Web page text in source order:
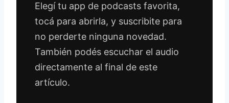
Elegí tu app de podcasts favorita,
tocá para abrirla, y suscribite para
no perderte ninguna novedad.
También podés escuchar el audio
directamente al final de este
artículo.